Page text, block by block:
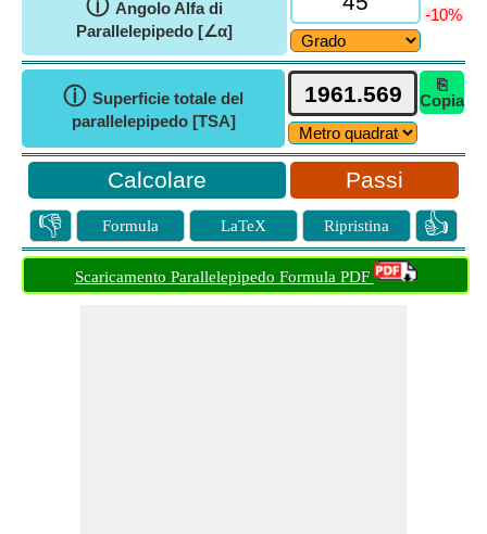
ⓘ Angolo Alfa di
Parallelepipedo [∠α]
-10%
ⓘ Superficie totale del
parallelepipedo [TSA]
⎘
Copia
Passi
👎 Formula LaTeX Ripristina 👍
Scaricamento Parallelepipedo Formula PDF